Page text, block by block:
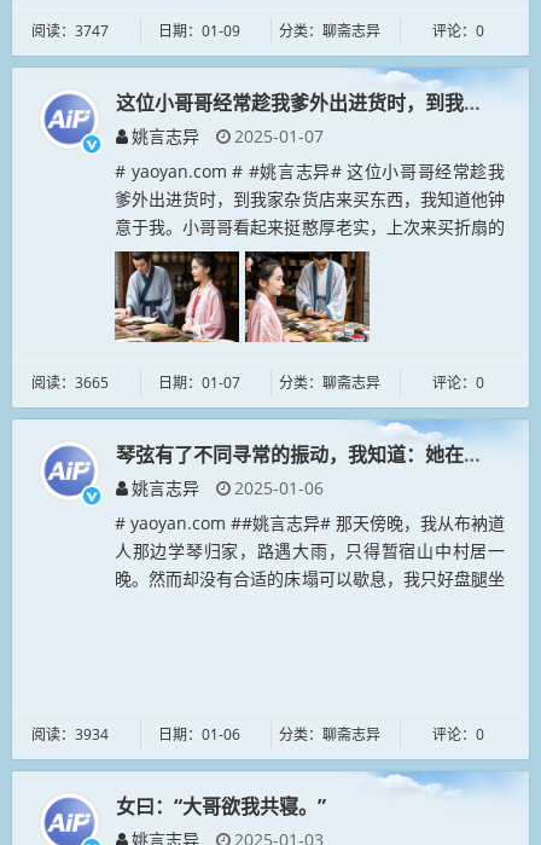
阅读：3747 日期：01-09 分类：聊斋志异 评论：0
这位小哥哥经常趁我爹外出进货时，到我家杂货
姚言志异
2025-01-07
# yaoyan.com # #姚言志异# 这位小哥哥经常趁我
爹外出进货时，到我家杂货店来买东西，我知道他钟
意于我。小哥哥看起来挺憨厚老实，上次来买折扇的
时候，我报了双倍的价钱，他没敢还价^-^。我们那
时候用草纸包装...
阅读：3665 日期：01-07 分类：聊斋志异 评论：0
琴弦有了不同寻常的振动，我知道：她在倾听。
姚言志异
2025-01-06
# yaoyan.com ##姚言志异# 那天傍晚，我从布衲道
人那边学琴归家，路遇大雨，只得暂宿山中村居一
晚。然而却没有合适的床塌可以歇息，我只好盘腿坐
阅读：3934 日期：01-06 分类：聊斋志异 评论：0
女曰：“大哥欲我共寝。”
姚言志异
2025-01-03